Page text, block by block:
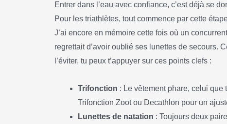
Entrer dans l’eau avec confiance, c’est déjà se
Pour les triathlètes, tout commence par cette
J’ai encore en mémoire cette fois où un
regrettait d’avoir oublié ses lunettes de secours.
l’éviter, tu peux t’appuyer sur ces points clefs :
Trifonction : Le vêtement phare, celui
Trifonction Zoot ou Decathlon pour un
Lunettes de natation : Toujours deux